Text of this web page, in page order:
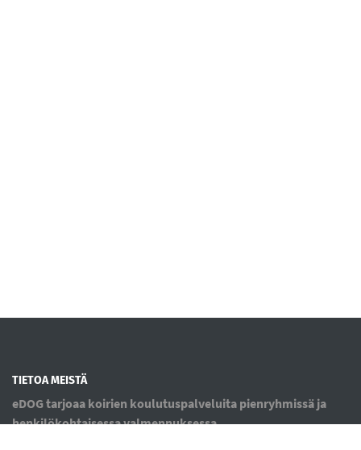
TIETOA MEISTÄ
eDOG tarjoaa koirien koulutuspalveluita pienryhmissä ja
henkilökohtaisessa valmennuksessa.